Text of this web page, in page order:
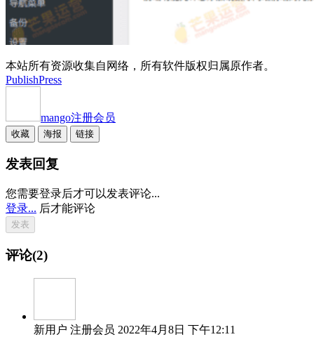
本站所有资源收集自网络，所有软件版权归属原作者。
PublishPress
mango注册会员
收藏 海报 链接
发表回复
您需要登录后才可以发表评论...
登录... 后才能评论
评论(2)
新用户 注册会员 2022年4月8日 下午12:11